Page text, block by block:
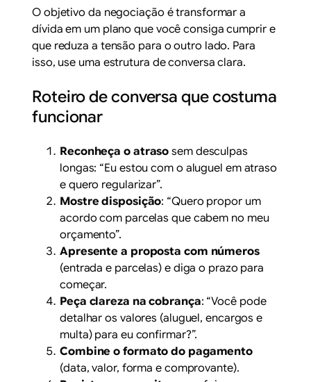
O objetivo da negociação é transformar a
dívida em um plano que você consiga cumprir e
que reduza a tensão para o outro lado. Para
isso, use uma estrutura de conversa clara.
Roteiro de conversa que costuma
funcionar
Reconheça o atraso sem desculpas
longas: “Eu estou com o aluguel em atraso
e quero regularizar”.
Mostre disposição: “Quero propor um
acordo com parcelas que cabem no meu
orçamento”.
Apresente a proposta com números
(entrada e parcelas) e diga o prazo para
começar.
Peça clareza na cobrança: “Você pode
detalhar os valores (aluguel, encargos e
multa) para eu confirmar?”.
Combine o formato do pagamento
(data, valor, forma e comprovante).